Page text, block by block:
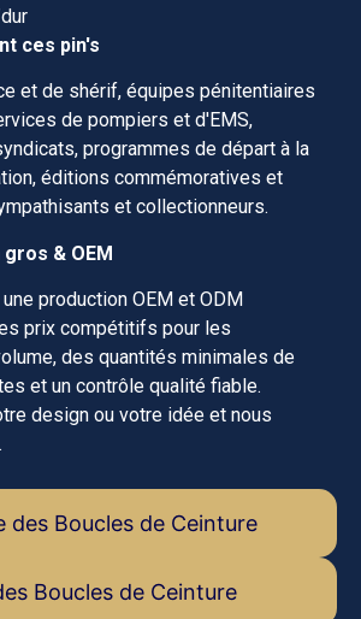
des Boucles de Ceinture
Boucles de Ceinture
ces pin's
et de shérif, équipes pénitentiaires
de pompiers et d'EMS,
programmes de départ à la
éditions commémoratives et
et collectionneurs.
& OEM
production OEM et ODM
prix compétitifs pour les
des quantités minimales de
et un contrôle qualité fiable.
design ou votre idée et nous